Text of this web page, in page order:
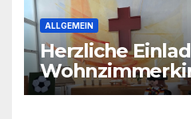
ALLGEMEIN
Herzliche
unseren Konfis